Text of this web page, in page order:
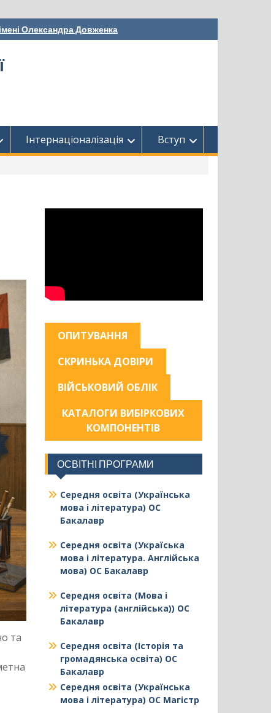
Олександра Довженка
Інтернаціоналізація Вступ
та
ОПИТУВАННЯ
СКРИНЬКА ДОВІРИ
ВІЙСЬКОВИЙ ОБЛІК
КАТАЛОГИ ВИБІРКОВИХ
КОМПОНЕНТІВ
ОСВІТНІ ПРОГРАМИ
Середня освіта (Українська
мова і література) ОС
Бакалавр
Середня освіта (Україська
мова і література. Англійська
мова) ОС Бакалавр
Середня освіта (Мова і
література (англійська)) ОС
Бакалавр
Середня освіта (Історія та
громадянська освіта) ОС
Бакалавр
Середня освіта (Українська
мова і література) ОС Магістр